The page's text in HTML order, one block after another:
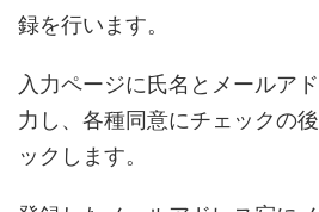
録を行います。
入力ページに氏名とメールア
力し、各種同意にチェックの
ックします。